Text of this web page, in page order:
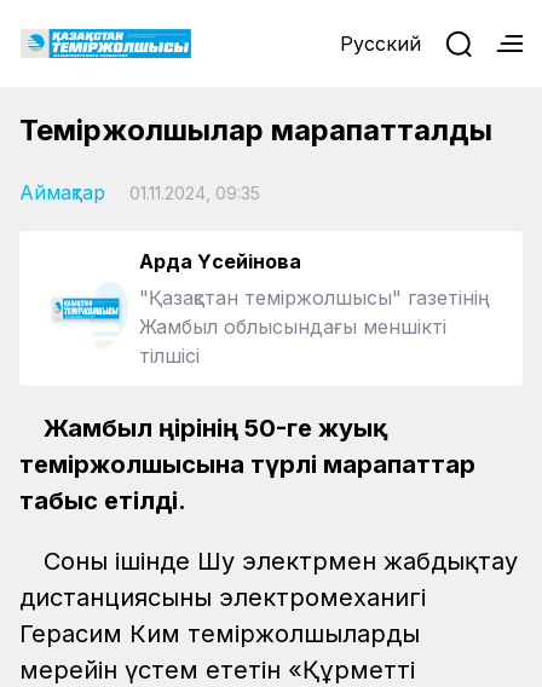
Русский
Теміржолшылар марапатталды
Аймақтар 01.11.2024, 09:35
Ардақ Үсейінова
"Қазақстан теміржолшысы" газетінің
Жамбыл облысындағы меншікті
тілшісі
Жамбыл өңірінің 50-ге жуық
теміржолшысына түрлі марапаттар
табыс етілді.
Соның ішінде Шу электрмен жабдықтау
дистанциясының электромеханигі
Герасим Ким теміржолшылардың
мерейін үстем ететін «Құрметті